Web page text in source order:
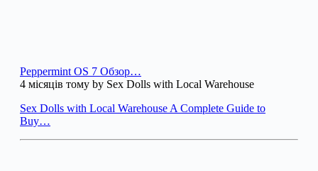
Peppermint OS 7 Обзор…
4 місяців тому by Sex Dolls with Local Warehouse
Sex Dolls with Local Warehouse A Complete Guide to
Buy…